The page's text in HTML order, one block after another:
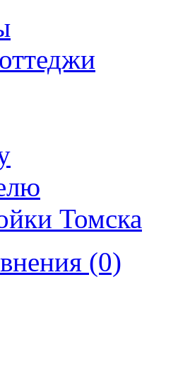
Томска
(0)